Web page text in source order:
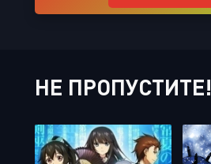
НЕ ПРОПУСТИТЕ!